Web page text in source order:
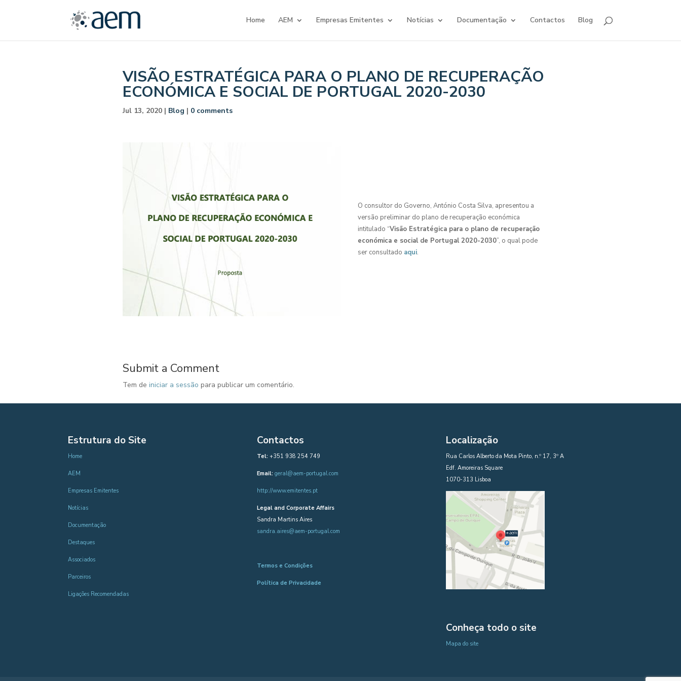
Home AEM Empresas Emitentes Notícias Documentação Contactos Blog
VISÃO ESTRATÉGICA PARA O PLANO DE RECUPERAÇÃO
ECONÓMICA E SOCIAL DE PORTUGAL 2020-2030
Jul 13, 2020| Blog | 0 comments
O consultor do Governo, António Costa Silva, apresentou a
versão preliminar do plano de recuperação económica
intitulado “Visão Estratégica para o plano de recuperação
económica e social de Portugal 2020-2030”, o qual pode
ser consultado aqui.
Submit a Comment
Tem de iniciar a sessão para publicar um comentário.
Estrutura do Site
Home
AEM
Empresas Emitentes
Notícias
Documentação
Destaques
Associados
Parceiros
Ligações Recomendadas
Contactos
Tel: +351 938 254 749
Email: geral@aem-portugal.com
http://www.emitentes.pt
Legal and Corporate Affairs
Sandra Martins Aires
sandra.aires@aem-portugal.com
Termos e Condições
Política de Privacidade
Localização
Rua Carlos Alberto da Mota Pinto, n.º 17, 3º A
Edf. Amoreiras Square
1070-313 Lisboa
Conheça todo o site
Mapa do site